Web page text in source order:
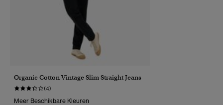
Organic Cotton Vintage Slim Straight Jeans
(4)
Meer Beschikbare Kleuren